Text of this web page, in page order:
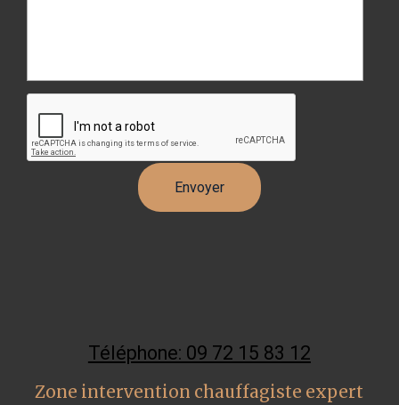
Téléphone: 09 72 15 83 12
Zone intervention chauffagiste expert